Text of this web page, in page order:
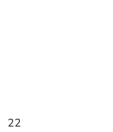
22